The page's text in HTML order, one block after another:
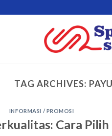
TAG ARCHIVES:
INFORMASI / PROMOSI
Cara Pilih